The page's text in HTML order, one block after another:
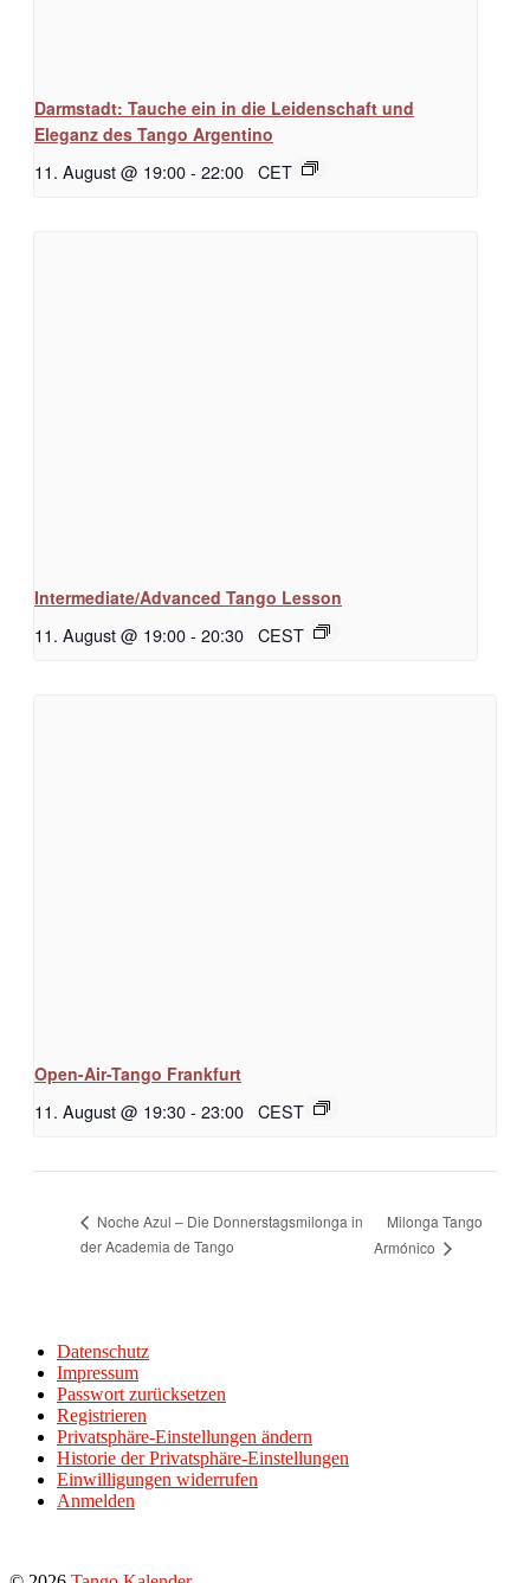
Darmstadt: Tauche ein in die Leidenschaft und
Eleganz des Tango Argentino
11. August @ 19:00- 22:00 CET
Intermediate/Advanced Tango Lesson
11. August @ 19:00- 20:30 CEST
Open-Air-Tango Frankfurt
11. August @ 19:30- 23:00 CEST
Noche Azul – Die Donnerstagsmilonga in
der Academia de Tango
Milonga Tango
Armónico
Datenschutz
Impressum
Passwort zurücksetzen
Registrieren
Privatsphäre-Einstellungen ändern
Historie der Privatsphäre-Einstellungen
Einwilligungen widerrufen
Anmelden